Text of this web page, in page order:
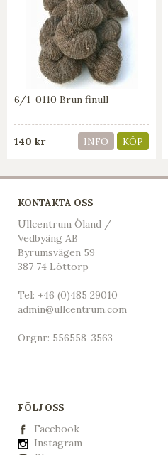
6/1-0110 Brun finull
140 kr INFO KÖP
KONTAKTA OSS
Ullcentrum Öland /
Vedbyäng AB
Byrumsvägen 59
387 74 Löttorp
Tel: +46 (0)485 29010
admin@ullcentrum.com
Orgnr: 556558-3563
FÖLJ OSS
Facebook
Instagram